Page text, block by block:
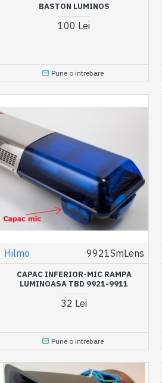
BASTON LUMINOS
100 Lei
Pune o intrebare
Hilmo 9921SmLens
CAPAC INFERIOR-MIC RAMPA
LUMINOASA TBD 9921-9911
32 Lei
Pune o intrebare